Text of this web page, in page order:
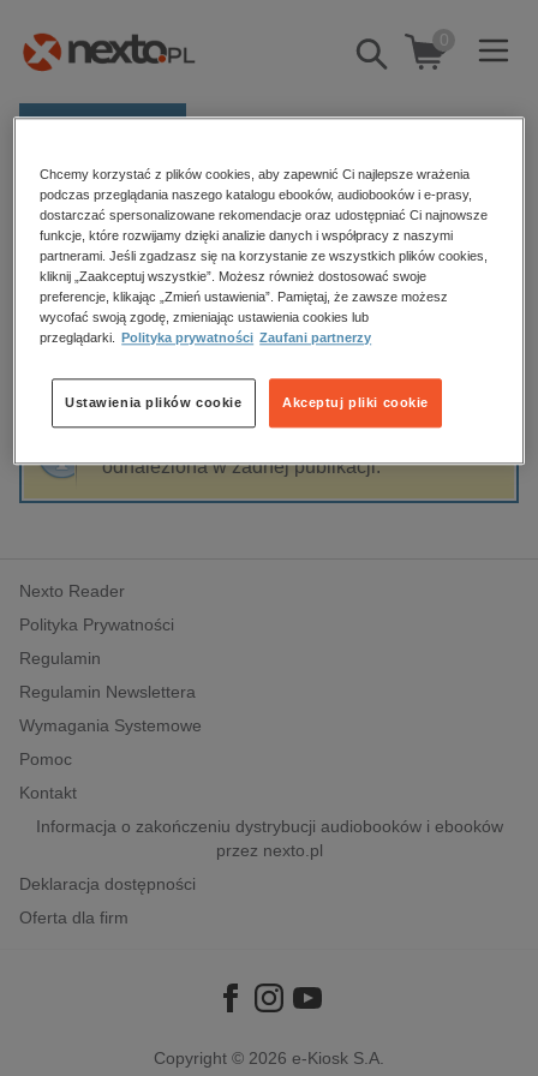
Pokaż/schowaj
wyszukiwarkę
0
Kategorie
Zobacz wszystkie E-prasa
budownictwo, aranżacja wnętrz
biznesowe, branżowe, gospodarka
dzienniki
edukacja
hobby, sport, rozrywka
komputery, internet, technologie, informatyka
polityka, społeczno-informacyjne
psychologiczne
inne
popularno-naukowe
historia
Strona główna Katarzyna Tokarczyk
Katarzyna Tokarczyk
Sortowanie Filtrowanie
odnaleziona w żadnej publikacji.
Nexto Reader
Polityka Prywatności
Regulamin
Regulamin Newslettera
Wymagania Systemowe
Pomoc
Kontakt
Informacja o zakończeniu dystrybucji audiobooków i ebooków
przez nexto.pl
Deklaracja dostępności
Oferta dla firm
Copyright © 2026 e-Kiosk S.A.
Chcemy korzystać z plików cookies, aby zapewnić Ci najlepsze wrażenia
podczas przeglądania naszego katalogu ebooków, audiobooków i e-prasy,
dostarczać spersonalizowane rekomendacje oraz udostępniać Ci najnowsze
funkcje, które rozwijamy dzięki analizie danych i współpracy z naszymi
partnerami. Jeśli zgadzasz się na korzystanie ze wszystkich plików cookies,
kliknij „Zaakceptuj wszystkie”. Możesz również dostosować swoje
preferencje, klikając „Zmień ustawienia”. Pamiętaj, że zawsze możesz
wycofać swoją zgodę, zmieniając ustawienia cookies lub
przeglądarki.
Polityka prywatności Zaufani partnerzy
Akceptuj pliki cookie
Ustawienia plików cookie